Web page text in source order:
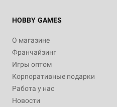
HOBBY GAMES
О магазине
Франчайзинг
Игры оптом
Корпоративные подарки
Работа у нас
Новости